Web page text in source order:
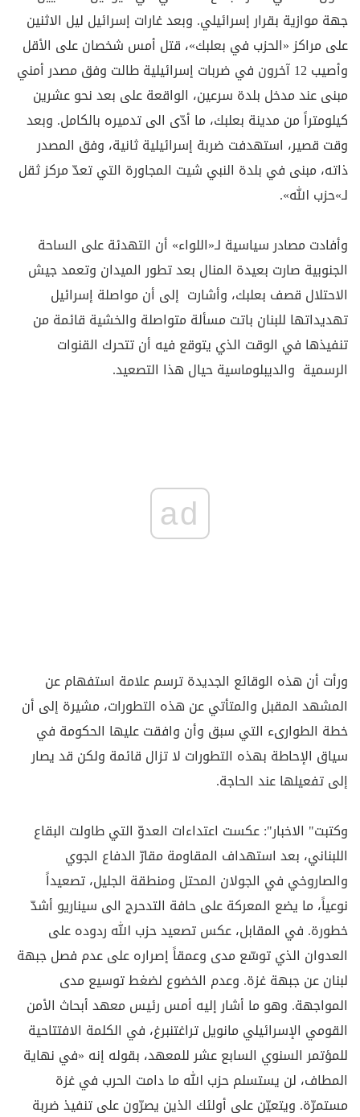
جهة موازية بقرار إسرائيلي. وبعد غارات إسرائيل ليل الاثنين
على مراكز «الحزب في بعلبك»، قتل أمس شخصان على الأقل
وأصيب 12 آخرون في ضربات إسرائيلية طالت وفق مصدر أمني
مبنى عند مدخل بلدة سرعين، الواقعة على بعد نحو عشرين
كيلومتراً من مدينة بعلبك، ما أدّى الى تدميره بالكامل. وبعد
وقت قصير، استهدفت ضربة إسرائيلية ثانية، وفق المصدر
ذاته، مبنى في بلدة النبي شيت المجاورة التي تعدّ مركز ثقل
لـ»حزب الله».
وأفادت مصادر سياسية لـ«اللواء» أن التهدئة على الساحة
الجنوبية صارت بعيدة المنال بعد تطور الميدان وتعمد جيش
الاحتلال قصف بعلبك، وأشارت إلى أن مواصلة إسرائيل
تهديداتها للبنان باتت مسألة متواصلة والخشية قائمة من
تنفيذها في الوقت الذي يتوقع فيه أن تتحرك القنوات
الرسمية والديبلوماسية حيال هذا التصعيد.
ad
ورأت أن هذه الوقائع الجديدة ترسم علامة استفهام عن
المشهد المقبل والمتأتي عن هذه التطورات، مشيرة إلى أن
خطة الطوارىء التي سبق وأن وافقت عليها الحكومة في
سياق الإحاطة بهذه التطورات لا تزال قائمة ولكن قد يصار
إلى تفعيلها عند الحاجة.
وكتبت" الاخبار": عكست اعتداءات العدوّ التي طاولت البقاع
اللبناني، بعد استهداف المقاومة مقارّ الدفاع الجوي
والصاروخي في الجولان المحتل ومنطقة الجليل، تصعيداً
نوعياً، ما يضع المعركة على حافة التدحرج الى سيناريو أشدّ
خطورة. في المقابل، عكس تصعيد حزب الله ردوده على
العدوان الذي توسّع مدى وعمقاً إصراره على عدم فصل جبهة
لبنان عن جبهة غزة. وعدم الخضوع لضغط توسيع مدى
المواجهة. وهو ما أشار إليه أمس رئيس معهد أبحاث الأمن
القومي الإسرائيلي مانويل تراغتنبرغ، في الكلمة الافتتاحية
للمؤتمر السنوي السابع عشر للمعهد، بقوله إنه «في نهاية
المطاف، لن يستسلم حزب الله ما دامت الحرب في غزة
مستمرّة. ويتعيّن على أولئك الذين يصرّون على تنفيذ ضربة